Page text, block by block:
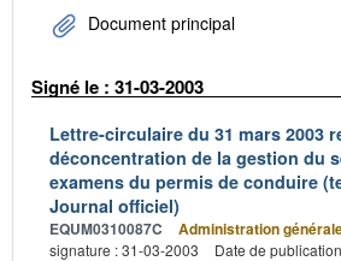
Document principal
Signé le : 31-03-2003
Lettre-circulaire du 31 mars 2003
déconcentration de la gestion du
examens du permis de conduire
Journal officiel)
EQUM0310087C Administration
signature : 31-03-2003
Date de